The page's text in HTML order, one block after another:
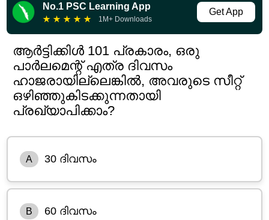
No.1 PSC Learning App
★ ★ ★ ★ ★ 1M+ Downloads
Get App
ആർട്ടിക്കിൾ 101 പ്രകാരം, ഒരു
പാർലമെന്റ് എത്ര ദിവസം
ഹാജരായില്ലെങ്കിൽ, അവരുടെ സീറ്റ്
ഒഴിഞ്ഞുകിടക്കുന്നതായി
പ്രഖ്യാപിക്കാം?
A 30 ദിവസം
B 60 ദിവസം